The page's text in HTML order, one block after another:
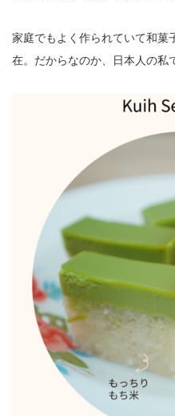
家庭でもよく作られていて和菓
在。だからなのか、日本人の私